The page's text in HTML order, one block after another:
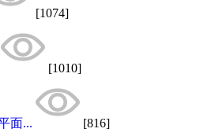
[1074]
[1010]
面... [816]